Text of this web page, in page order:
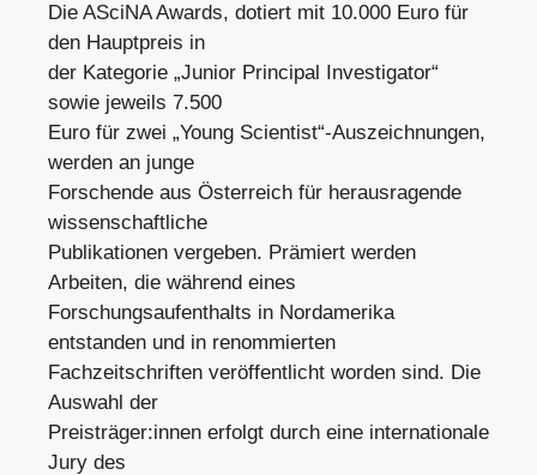
Die ASciNA Awards, dotiert mit 10.000 Euro für
den Hauptpreis in
der Kategorie „Junior Principal Investigator“
sowie jeweils 7.500
Euro für zwei „Young Scientist“-Auszeichnungen,
werden an junge
Forschende aus Österreich für herausragende
wissenschaftliche
Publikationen vergeben. Prämiert werden
Arbeiten, die während eines
Forschungsaufenthalts in Nordamerika
entstanden und in renommierten
Fachzeitschriften veröffentlicht worden sind. Die
Auswahl der
Preisträger:innen erfolgt durch eine internationale
Jury des